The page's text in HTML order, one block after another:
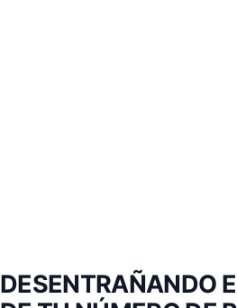
DESENTRAÑANDO